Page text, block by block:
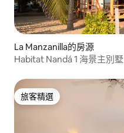
La Manzanilla的房源
Habitat Nandá 1 海景主別墅
旅客精選
旅客精選